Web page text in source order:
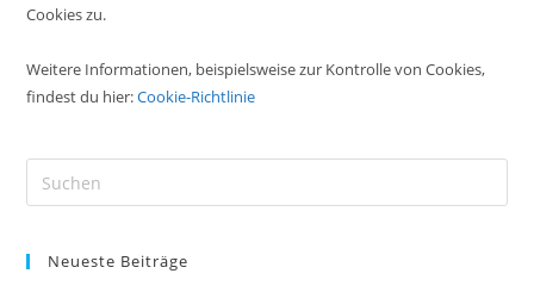
Cookies zu.
Weitere Informationen, beispielsweise zur Kontrolle von Cookies,
findest du hier:Cookie-Richtlinie
Neueste Beiträge